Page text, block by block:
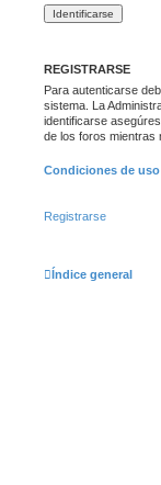
REGISTRARSE
Para autenticarse
sistema. La
identificarse
de los foros mientras
Condiciones de uso
Registrarse
Índice general